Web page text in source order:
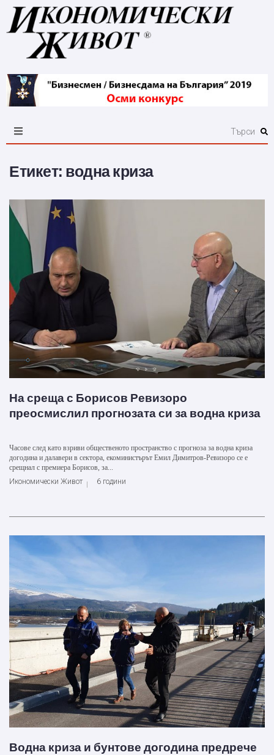
Етикет: водна криза
На среща с Борисов Ревизоро
преосмислил прогнозата си за водна криза
Часове след като взриви общественото пространство с прогноза за водна криза
догодина и далавери в сектора, екоминистърът Емил Димитров-Ревизоро се е
срещнал с премиера Борисов, за...
Икономически Живот
6 години
Водна криза и бунтове догодина предрече